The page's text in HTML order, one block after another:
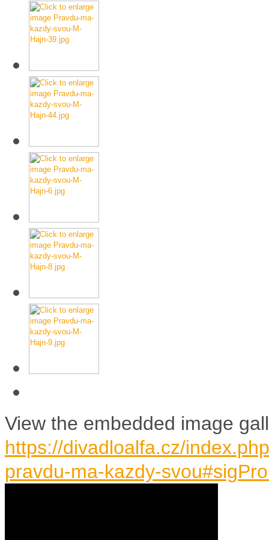
View the embedded image
https://divadloalfa.cz/
pravdu-ma-kazdy-